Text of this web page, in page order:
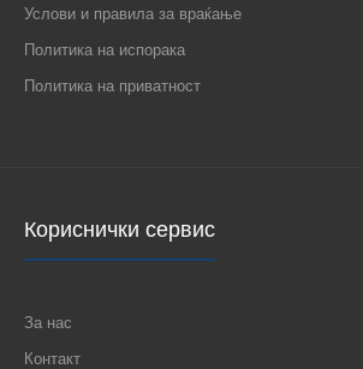
Услови и правила за враќање
Политика на испорака
Политика на приватност
Кориснички сервис
За нас
Контакт